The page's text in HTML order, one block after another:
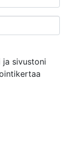
ja sivustoni